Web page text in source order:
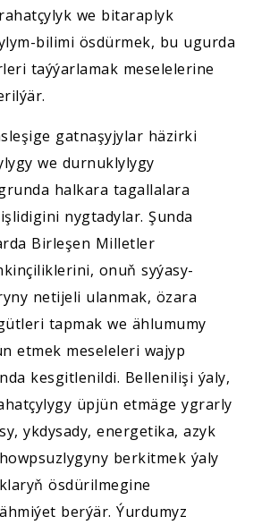
we bitaraplyk
bilimi ösdürmek, bu ugurda
taýýarlamak meselelerine
gatnaşyjylar häzirki
we durnuklylygy
halkara tagallalara
nygtadylar. Şunda
Birleşen Milletler
onuň syýasy-
netijeli ulanmak, özara
tapmak we ählumumy
etmek meseleleri wajyp
kesgitlenildi. Bellenilişi ýaly,
üpjün etmäge ygrarly
ykdysady, energetika, azyk
berkitmek ýaly
ösdürilmegine
berýär. Ýurdumyz